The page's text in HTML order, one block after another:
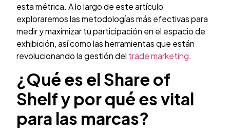
esta métrica. A lo largo de este artículo
exploraremos las metodologías más efectivas para
medir y maximizar tu participación en el espacio de
exhibición, así como las herramientas que están
revolucionando la gestión del trade marketing.
¿Qué es el Share of
Shelf y por qué es vital
para las marcas?